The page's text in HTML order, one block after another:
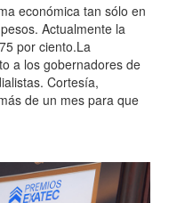
económica tan sólo en
Actualmente la
por ciento.La
a los gobernadores de
Cortesía,
de un mes para que